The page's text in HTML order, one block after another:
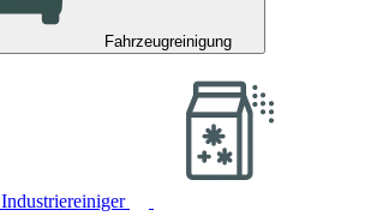
Fahrzeugreinigung
Industriereiniger